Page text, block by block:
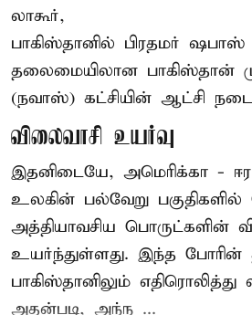
லாகூர்,
பாகிஸ்தானில் பிரதமர்
தலைமையிலான பாகிஸ்தான்
(நவாஸ்) கட்சியின் ஆட்சி
விலைவாசி உயர்வு
இதனிடையே, அமெரிக்கா -
உலகின் பல்வேறு
அத்தியாவசிய பொருட்களின்
உயர்ந்துள்ளது. இந்த போரின்
பாகிஸ்தானிலும் எதிரொலித்து
அதன்படி, அந்ந ...